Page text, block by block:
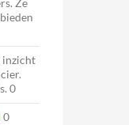
Ze
inzicht
0
0